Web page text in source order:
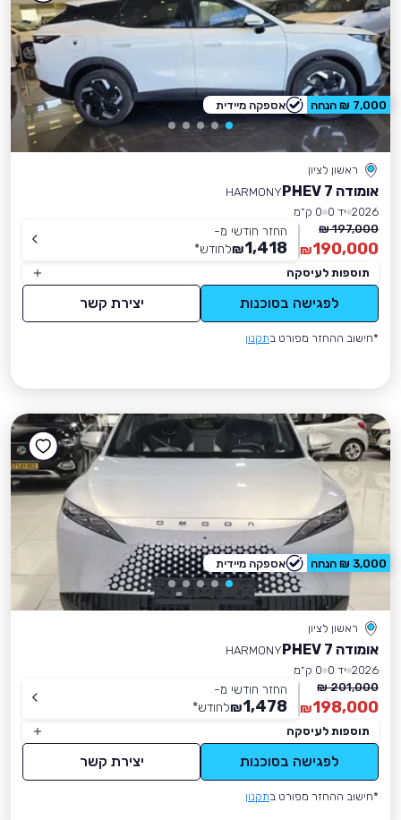
ראשון לציון
אומודה 7 PHEV
HARMONY
2026 יד 0
0 ק״מ
197,000 ₪
190,000
₪
החזר חודשי מ-
1,418
₪לחודש*
תוספות לעיסקה
לפגישה בסוכנות יצירת קשר
*חישוב ההחזר מפורט בתקנון
7,000 ₪ הנחה אספקה מיידית
ראשון לציון
אומודה 7 PHEV
HARMONY
2026 יד 0
0 ק״מ
201,000 ₪
198,000
₪
החזר חודשי מ-
1,478
₪לחודש*
תוספות לעיסקה
לפגישה בסוכנות יצירת קשר
*חישוב ההחזר מפורט בתקנון
3,000 ₪ הנחה אספקה מיידית